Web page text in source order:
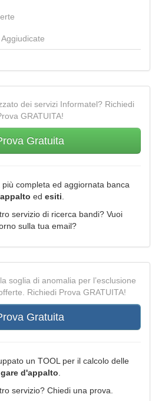
dei servizi Informatel? Richiedi
GRATUITA!
Gratuita
più completa ed aggiornata banca
ed esiti.
servizio di ricerca bandi? Vuoi
sulla tua email?
soglia di anomalia per l’esclusione
Richiedi Prova GRATUITA!
Gratuita
un TOOL per il calcolo delle
gare d'appalto.
servizio? Chiedi una prova.